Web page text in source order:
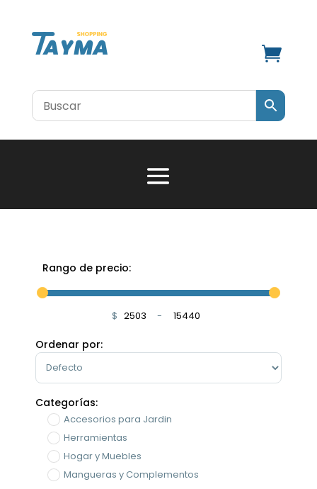

Rango de precio:
$ Minimum Price
-Maximum Price
Ordenar por:
Sort Products
Categorías:
Accesorios para Jardin
Herramientas
Hogar y Muebles
Mangueras y Complementos